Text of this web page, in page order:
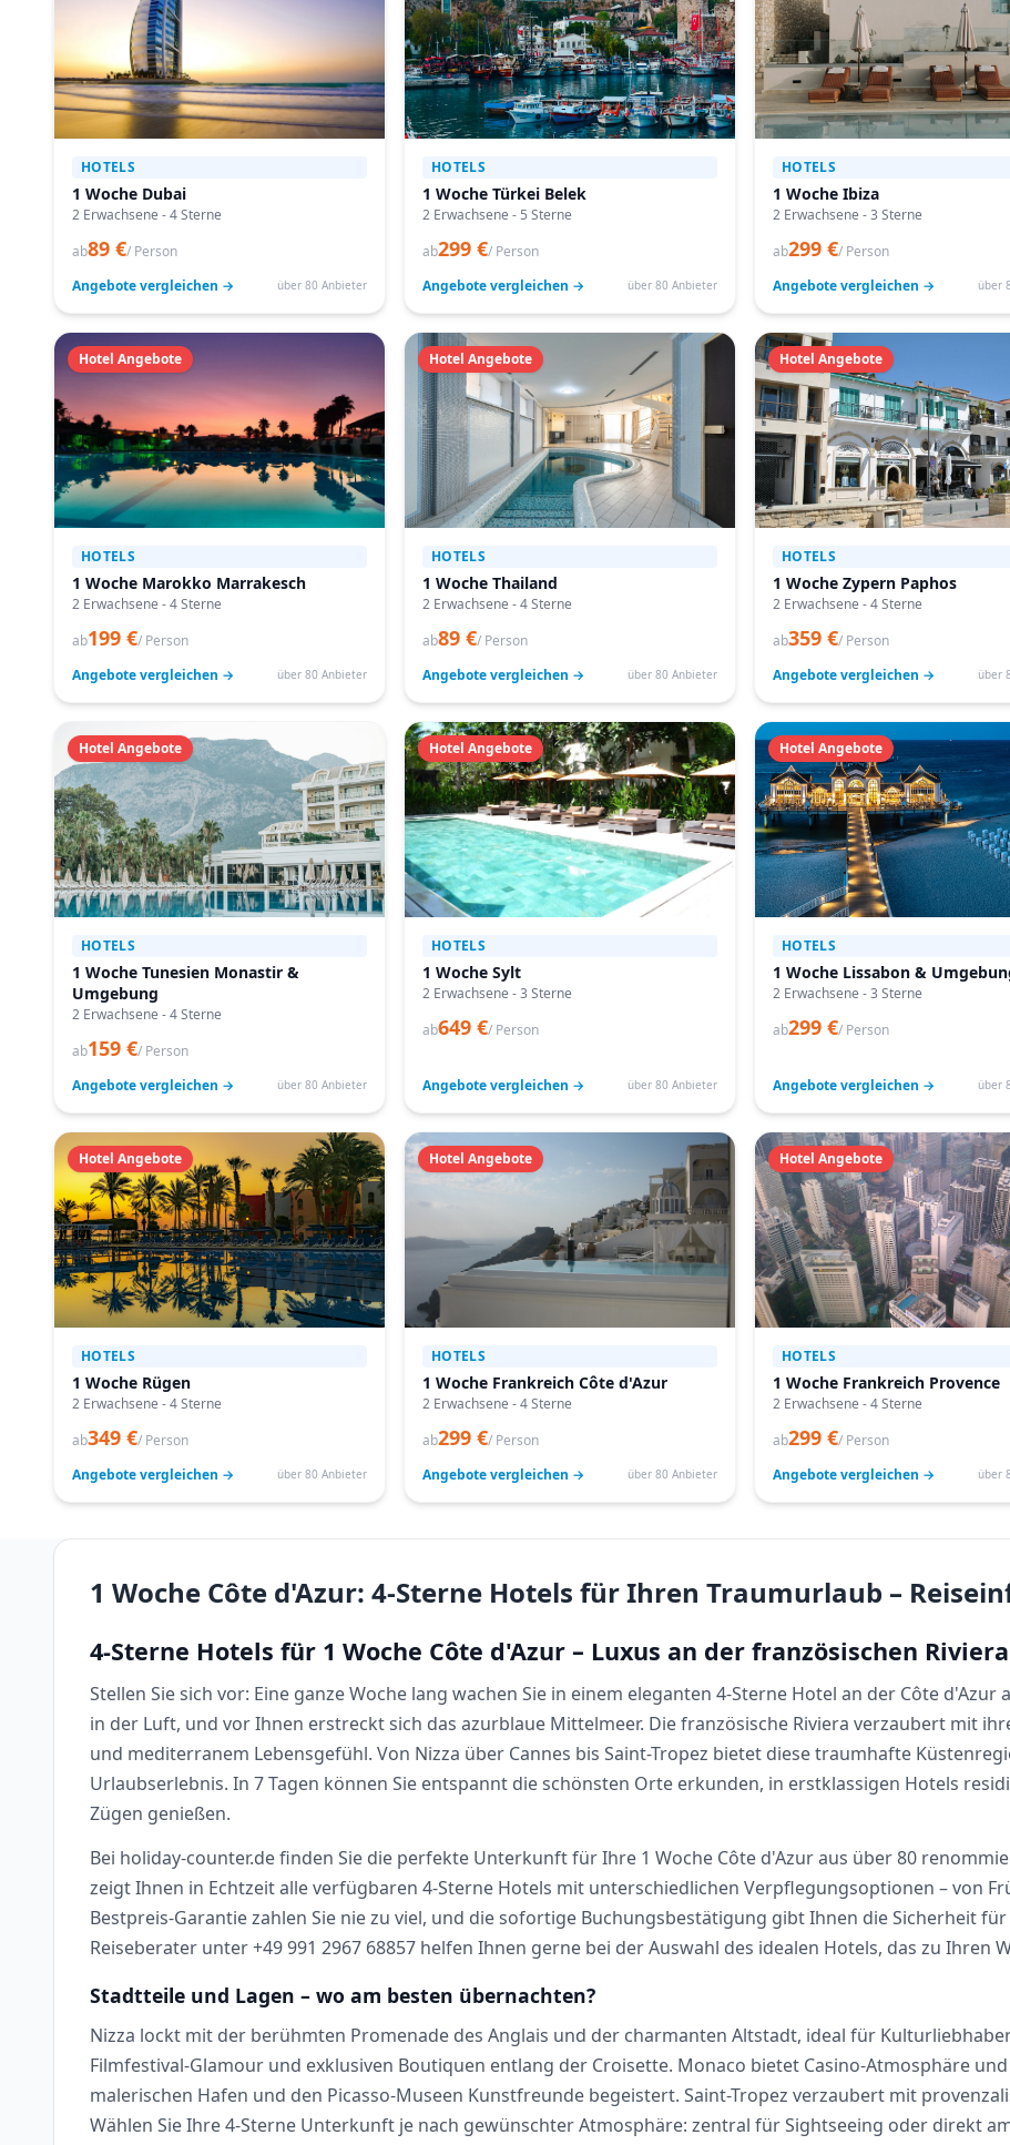
HOTELS
1 Woche Dubai
2 Erwachsene - 4 Sterne
ab89 €/ Person
Angebote vergleichen →
über 80 Anbieter
HOTELS
1 Woche Türkei Belek
2 Erwachsene - 5 Sterne
ab299 €/ Person
Angebote vergleichen →
über 80 Anbieter
HOTELS
1 Woche Ibiza
2 Erwachsene - 3 Sterne
ab299 €/ Person
Angebote vergleichen →
über
Hotel Angebote
HOTELS
1 Woche Marokko Marrakesch
2 Erwachsene - 4 Sterne
ab199 €/ Person
Angebote vergleichen →
über 80 Anbieter
Hotel Angebote
HOTELS
1 Woche Thailand
2 Erwachsene - 4 Sterne
ab89 €/ Person
Angebote vergleichen →
über 80 Anbieter
Hotel Angebote
HOTELS
1 Woche Zypern Paphos
2 Erwachsene - 4 Sterne
ab359 €/ Person
Angebote vergleichen →
über
Hotel Angebote
HOTELS
1 Woche Tunesien Monastir &
Umgebung
2 Erwachsene - 4 Sterne
ab159 €/ Person
Angebote vergleichen →
über 80 Anbieter
Hotel Angebote
HOTELS
1 Woche Sylt
2 Erwachsene - 3 Sterne
ab649 €/ Person
Angebote vergleichen → über 80 Anbieter
Hotel Angebote
HOTELS
1 Woche Lissabon &
2 Erwachsene - 3 Sterne
ab299 €/ Person
Angebote vergleichen → über
Hotel Angebote
HOTELS
1 Woche Rügen
2 Erwachsene - 4 Sterne
ab349 €/ Person
Angebote vergleichen →
über 80 Anbieter
Hotel Angebote
HOTELS
1 Woche Frankreich Côte d'Azur
2 Erwachsene - 4 Sterne
ab299 €/ Person
Angebote vergleichen →
über 80 Anbieter
Hotel Angebote
HOTELS
1 Woche Frankreich Provence
2 Erwachsene - 4 Sterne
ab299 €/ Person
Angebote vergleichen →
über
1 Woche Côte d'Azur: 4-Sterne Hotels für Ihren Traumurlaub –
4-Sterne Hotels für 1 Woche Côte d'Azur – Luxus an der französischen Riviera
Stellen Sie sich vor: Eine ganze Woche lang wachen Sie in einem eleganten 4-Sterne Hotel an der Côte
in der Luft, und vor Ihnen erstreckt sich das azurblaue Mittelmeer. Die französische Riviera verzaubert mit
und mediterranem Lebensgefühl. Von Nizza über Cannes bis Saint-Tropez bietet diese traumhafte
Urlaubserlebnis. In 7 Tagen können Sie entspannt die schönsten Orte erkunden, in erstklassigen Hotels
Zügen genießen.
Bei holiday-counter.de finden Sie die perfekte Unterkunft für Ihre 1 Woche Côte d'Azur aus über 80
zeigt Ihnen in Echtzeit alle verfügbaren 4-Sterne Hotels mit unterschiedlichen Verpflegungsoptionen – von
Bestpreis-Garantie zahlen Sie nie zu viel, und die sofortige Buchungsbestätigung gibt Ihnen die Sicherheit
Reiseberater unter +49 991 2967 68857 helfen Ihnen gerne bei der Auswahl des idealen Hotels, das zu Ihren
Stadtteile und Lagen – wo am besten übernachten?
Nizza lockt mit der berühmten Promenade des Anglais und der charmanten Altstadt, ideal für
Filmfestival-Glamour und exklusiven Boutiquen entlang der Croisette. Monaco bietet Casino-Atmosphäre
malerischen Hafen und den Picasso-Museen Kunstfreunde begeistert. Saint-Tropez verzaubert mit
Wählen Sie Ihre 4-Sterne Unterkunft je nach gewünschter Atmosphäre: zentral für Sightseeing oder direkt